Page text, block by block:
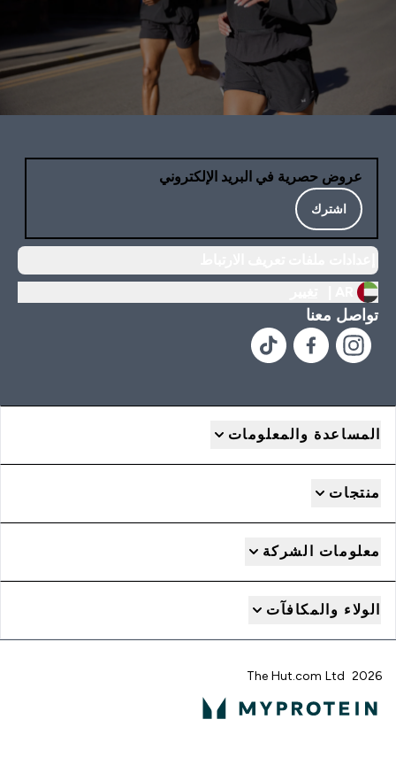
عروض حصرية في البريد الإلكتروني
اشترك
تواصل معنا
المساعدة والمعلومات
منتجات
معلومات الشركة
الولاء والمكافآت
2026 The Hut.com Ltd